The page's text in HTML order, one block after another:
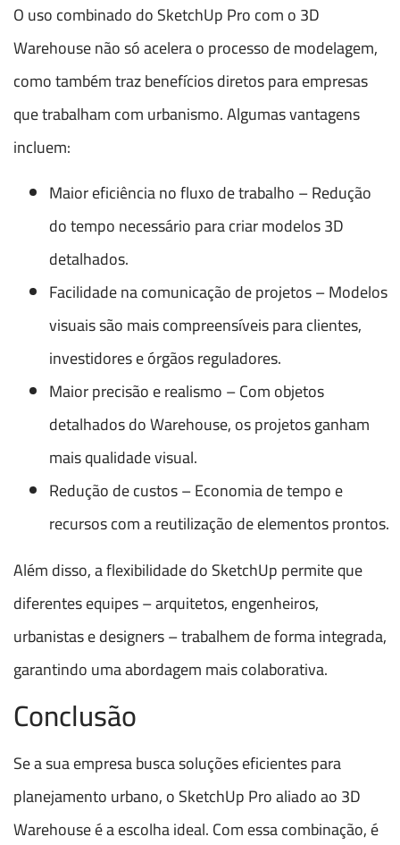
O uso combinado do SketchUp Pro com o 3D
Warehouse não só acelera o processo de modelagem,
como também traz benefícios diretos para empresas
que trabalham com urbanismo. Algumas vantagens
incluem:
Maior eficiência no fluxo de trabalho – Redução
do tempo necessário para criar modelos 3D
detalhados.
Facilidade na comunicação de projetos – Modelos
visuais são mais compreensíveis para clientes,
investidores e órgãos reguladores.
Maior precisão e realismo – Com objetos
detalhados do Warehouse, os projetos ganham
mais qualidade visual.
Redução de custos – Economia de tempo e
recursos com a reutilização de elementos prontos.
Além disso, a flexibilidade do SketchUp permite que
diferentes equipes – arquitetos, engenheiros,
urbanistas e designers – trabalhem de forma integrada,
garantindo uma abordagem mais colaborativa.
Conclusão
Se a sua empresa busca soluções eficientes para
planejamento urbano, o SketchUp Pro aliado ao 3D
Warehouse é a escolha ideal. Com essa combinação, é